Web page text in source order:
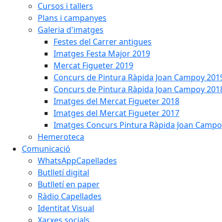
Cursos i tallers
Plans i campanyes
Galeria d'imatges
Festes del Carrer antigues
Imatges Festa Major 2019
Mercat Figueter 2019
Concurs de Pintura Ràpida Joan Campoy
Concurs de Pintura Ràpida Joan Campoy
Imatges del Mercat Figueter 2018
Imatges del Mercat Figueter 2017
Imatges Concurs Pintura Ràpida Joan
Hemeroteca
Comunicació
WhatsAppCapellades
Butlletí digital
Butlletí en paper
Ràdio Capellades
Identitat Visual